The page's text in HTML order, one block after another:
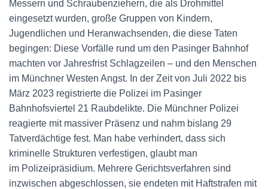
Messern und Schraubenziehern, die als Drohmittel
eingesetzt wurden, große Gruppen von Kindern,
Jugendlichen und Heranwachsenden, die diese Taten
begingen: Diese Vorfälle rund um den Pasinger Bahnhof
machten vor Jahresfrist Schlagzeilen – und den Menschen
im Münchner Westen Angst. In der Zeit von Juli 2022 bis
März 2023 registrierte die Polizei im Pasinger
Bahnhofsviertel 21 Raubdelikte. Die Münchner Polizei
reagierte mit massiver Präsenz und nahm bislang 29
Tatverdächtige fest. Man habe verhindert, dass sich
kriminelle Strukturen verfestigen, glaubt man
im Polizeipräsidium. Mehrere Gerichtsverfahren sind
inzwischen abgeschlossen, sie endeten mit Haftstrafen mit